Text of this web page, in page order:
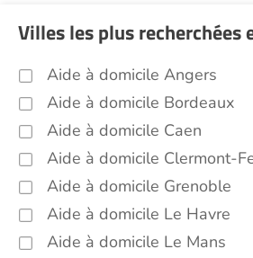
Hospitalisation à
Infirmiers Toulouse
Jardinage Toulouse
repassage, gestion du
(31000)
Portage de repas
Villes les plus recherchées
Aide à domicile Angers
Aide à domicile Bordeaux
Aide à domicile Caen
Aide à domicile Clermont-
Aide à domicile Grenoble
Aide à domicile Le Havre
Aide à domicile Le Mans